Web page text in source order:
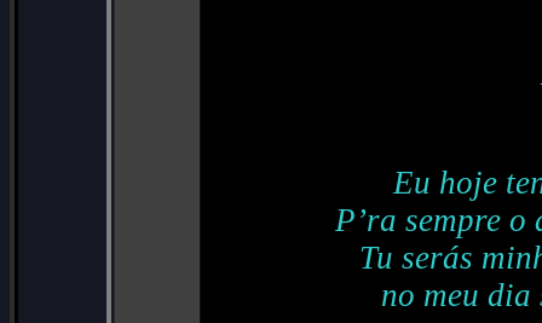
Eu hoje
P’ra sempre o
Tu serás
no meu dia